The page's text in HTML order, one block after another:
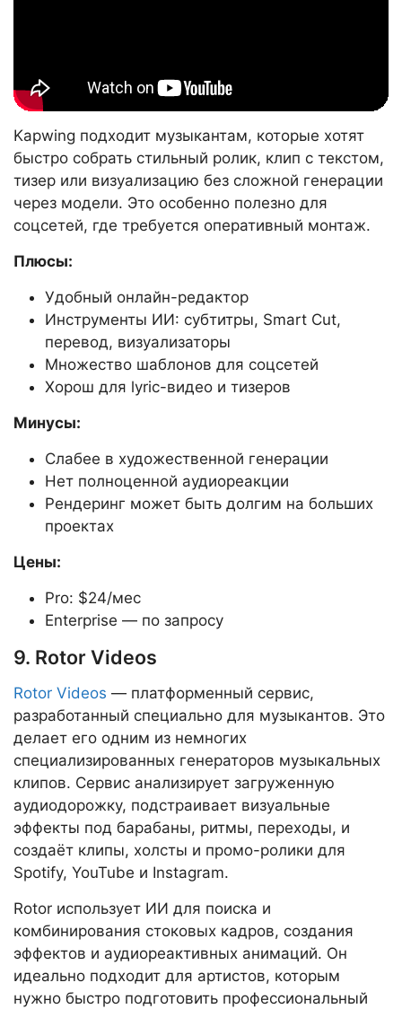
Kapwing подходит музыкантам, которые хотят
быстро собрать стильный ролик, клип с текстом,
тизер или визуализацию без сложной генерации
через модели. Это особенно полезно для
соцсетей, где требуется оперативный монтаж.
Плюсы:
Удобный онлайн-редактор
Инструменты ИИ: субтитры, Smart Cut,
перевод, визуализаторы
Множество шаблонов для соцсетей
Хорош для lyric-видео и тизеров
Минусы:
Слабее в художественной генерации
Нет полноценной аудиореакции
Рендеринг может быть долгим на больших
проектах
Цены:
Pro: $24/мес
Enterprise — по запросу
9. Rotor Videos
Rotor Videos — платформенный сервис,
разработанный специально для музыкантов. Это
делает его одним из немногих
специализированных генераторов музыкальных
клипов. Сервис анализирует загруженную
аудиодорожку, подстраивает визуальные
эффекты под барабаны, ритмы, переходы, и
создаёт клипы, холсты и промо-ролики для
Spotify, YouTube и Instagram.
Rotor использует ИИ для поиска и
комбинирования стоковых кадров, создания
эффектов и аудиореактивных анимаций. Он
идеально подходит для артистов, которым
нужно быстро подготовить профессиональный